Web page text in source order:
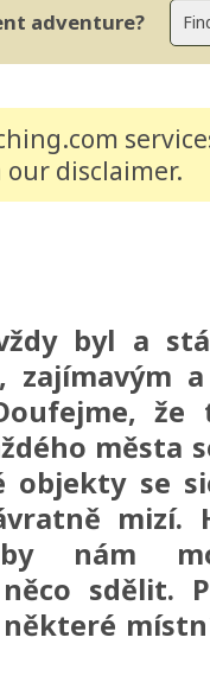
adventure?
our disclaimer.
byl a
zajímavým
města
objekty se
mizí.
nám
sdělit.